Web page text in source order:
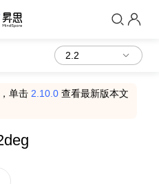
单击 2.10.0 查看最新版本文